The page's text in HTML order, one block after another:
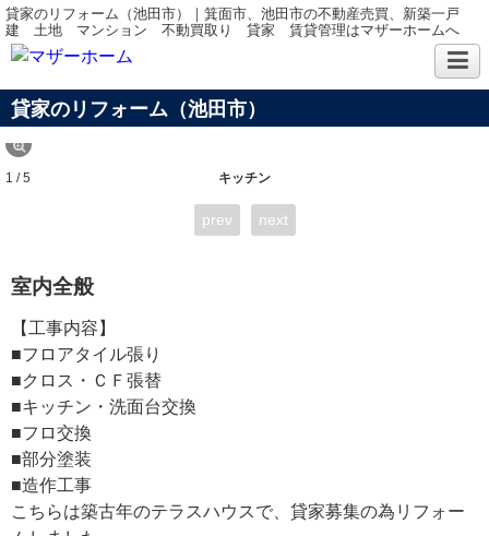
貸家のリフォーム（池田市）｜箕面市、池田市の不動産売買、新築一戸
建 土地 マンション 不動買取り 貸家 賃貸管理はマザーホームへ
貸家のリフォーム（池田市）
キッチン
1 / 5
prev next
室内全般
【工事内容】
■フロアタイル張り
■クロス・ＣＦ張替
■キッチン・洗面台交換
■フロ交換
■部分塗装
■造作工事
こちらは築古年のテラスハウスで、貸家募集の為リフォー